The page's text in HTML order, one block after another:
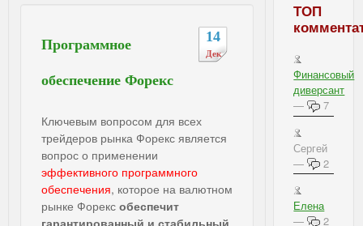
14
Дек
Программное
обеспечение Форекс
Ключевым вопросом для всех
трейдеров рынка Форекс является
вопрос о применении
эффективного программного
обеспечения, которое на валютном
рынке Форекс обеспечит
гарантированный и стабильный
ТОП
Финансовый
диверсант
—
7
Сергей
—
2
Елена
—
2